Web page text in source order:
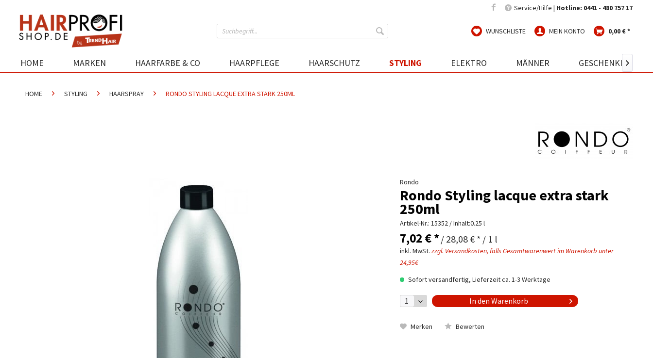
Service/Hilfe | Hotline: 0441 - 480 757 17
WUNSCHLISTE MEIN KONTO 0,00 € *
HOME MARKEN HAARFARBE & CO HAARPFLEGE HAARSCHUTZ STYLING ELEKTRO MÄNNER GESCHENKIDEEN

HOME STYLING HAARSPRAY RONDO STYLING LACQUE EXTRA STARK 250ML
Rondo
Rondo Styling lacque extra stark
250ml
Artikel-Nr.:15352 / Inhalt:0.25 l
7,02 € */ 28,08 € * / 1 l
inkl. MwSt.zzgl. Versandkosten, falls Gesamtwarenwert im Warenkorb unter
24,95€
Sofort versandfertig, Lieferzeit ca. 1-3 Werktage
In den Warenkorb
Merken Bewerten